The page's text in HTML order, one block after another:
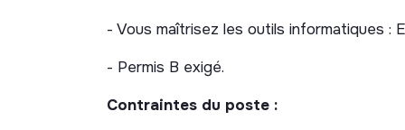
- Vous maîtrisez les outils informatiques :
- Permis B exigé.
Contraintes du poste :